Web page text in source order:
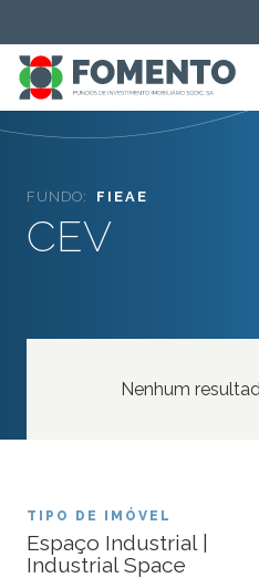
Nenhum
FUNDO: FIEAE
CEV
TIPO DE IMÓVEL
Espaço Industrial |
Industrial Space